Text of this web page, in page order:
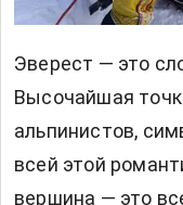
Эверест — это
Высочайшая
альпинистов,
всей этой
вершина — это